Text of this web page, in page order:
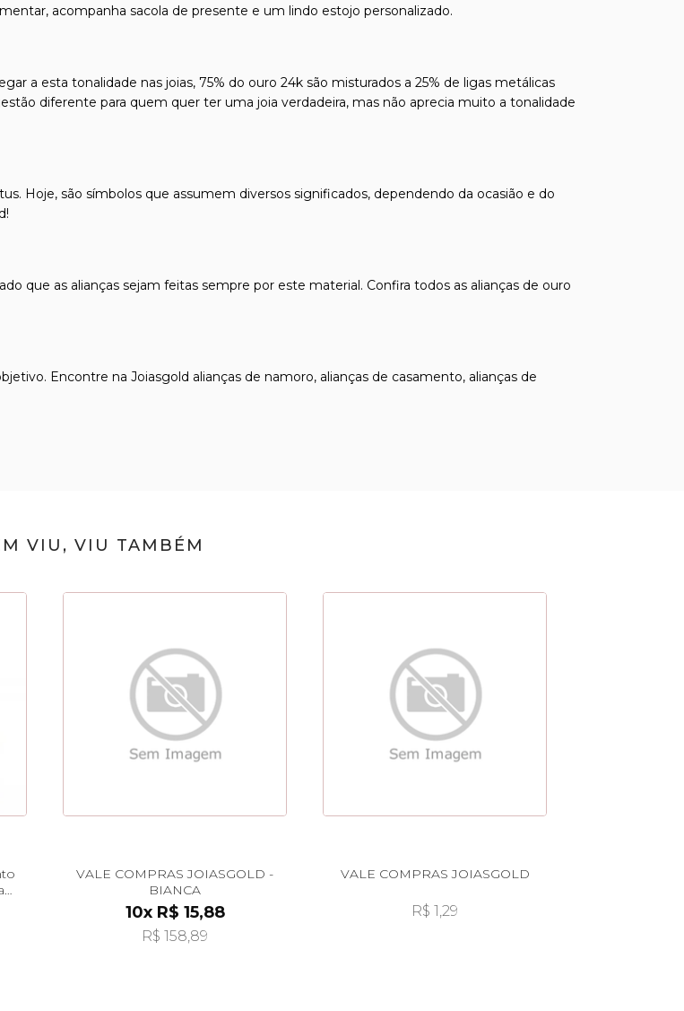
acompanha sacola de presente e um lindo estojo personalizado.
a esta tonalidade nas joias, 75% do ouro 24k são misturados a 25% de ligas metálicas
diferente para quem quer ter uma joia verdadeira, mas não aprecia muito a tonalidade
Hoje, são símbolos que assumem diversos significados, dependendo da ocasião e do
que as alianças sejam feitas sempre por este material. Confira todos as alianças de ouro
Encontre na Joiasgold alianças de namoro, alianças de casamento, alianças de
VIU, VIU TAMBÉM
VALE COMPRAS JOIASGOLD -
BIANCA
10x R$ 15,88
R$ 158,89
VALE COMPRAS JOIASGOLD
R$ 1,29